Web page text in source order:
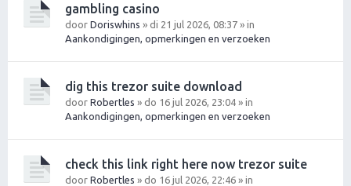
gambling casino
door Doriswhins » di 21 jul 2026, 08:37 » in
Aankondigingen, opmerkingen en verzoeken
dig this trezor suite download
door Robertles » do 16 jul 2026, 23:04 » in
Aankondigingen, opmerkingen en verzoeken
check this link right here now trezor suite
door Robertles » do 16 jul 2026, 22:46 » in